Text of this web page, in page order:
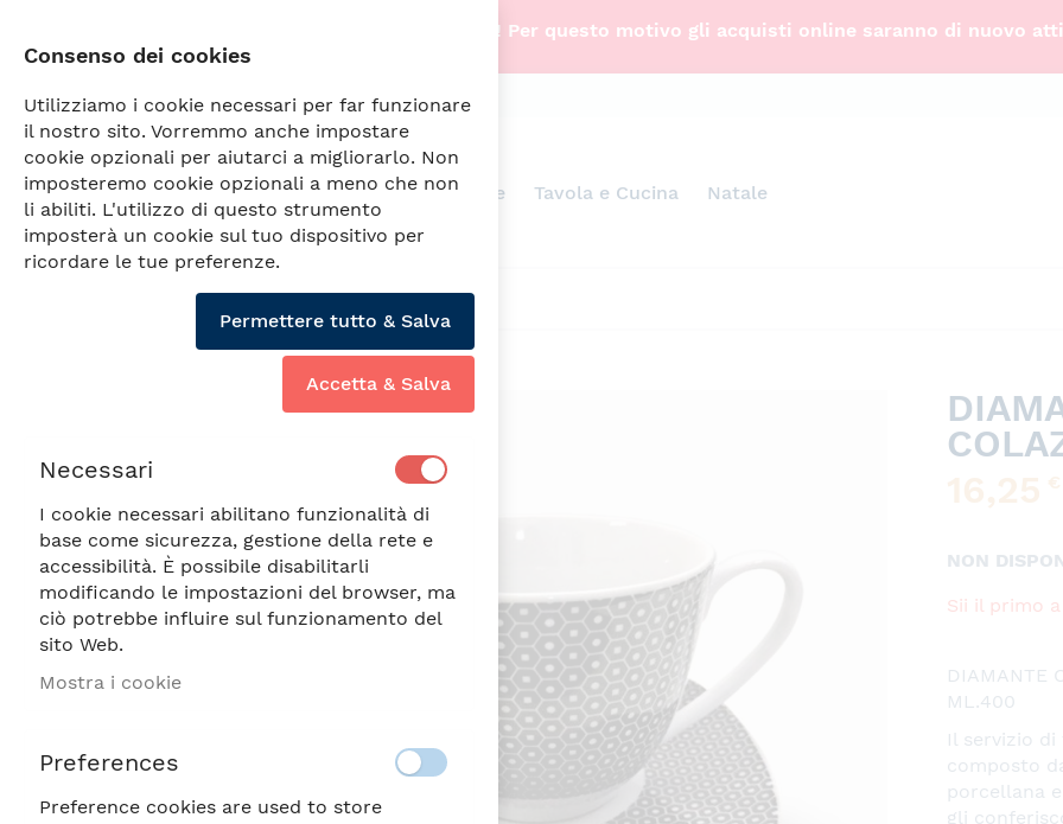
Stiamo traslocando nella nostra nuova sede! Per questo motivo gli acquisti online saranno di nuovo
info@fade.sm SPEDIZIONI SEMPRE GRATUITE
Arredamento Illuminazione Tavola e Cucina Natale
DIAMANTE CONF. 2 TZ. COLAZ.CP.ML.400
NON
Sii il primo
DIAMANTE
ML.400
Il servizio
composto
porcellana
gli
della
galleria
di
immagini
Consenso dei cookies
Utilizziamo i cookie necessari per far funzionare
il nostro sito. Vorremmo anche impostare
cookie opzionali per aiutarci a migliorarlo. Non
imposteremo cookie opzionali a meno che non
li abiliti. L'utilizzo di questo strumento
imposterà un cookie sul tuo dispositivo per
ricordare le tue preferenze.
Permettere tutto & Salva
Accetta & Salva
Necessari
I cookie necessari abilitano funzionalità di
base come sicurezza, gestione della rete e
accessibilità. È possibile disabilitarli
modificando le impostazioni del browser, ma
ciò potrebbe influire sul funzionamento del
sito Web.
Mostra i cookie
Preferences
Preference cookies are used to store